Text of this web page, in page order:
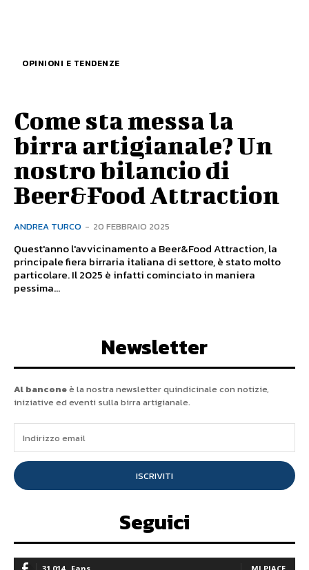
OPINIONI E TENDENZE
Come sta messa la
birra artigianale? Un
nostro bilancio di
Beer&Food Attraction
ANDREA TURCO - 20 FEBBRAIO 2025
Quest'anno l'avvicinamento a Beer&Food Attraction, la
principale fiera birraria italiana di settore, è stato molto
particolare. Il 2025 è infatti cominciato in maniera
pessima...
Newsletter
Al banconeè la nostra newsletter quindicinale con notizie,
iniziative ed eventi sulla birra artigianale.
ISCRIVITI
Seguici